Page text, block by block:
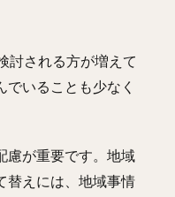
討される方が増えて
いることも少なく
慮が重要です。地域
替えには、地域事情